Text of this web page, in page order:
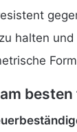
halten